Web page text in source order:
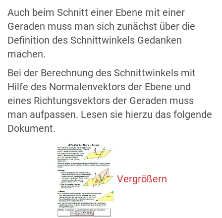
Auch beim Schnitt einer Ebene mit einer
Geraden muss man sich zunächst über die
Definition des Schnittwinkels Gedanken
machen.
Bei der Berechnung des Schnittwinkels mit
Hilfe des Normalenvektors der Ebene und
eines Richtungsvektors der Geraden muss
man aufpassen. Lesen sie hierzu das folgende
Dokument.
Vergrößern